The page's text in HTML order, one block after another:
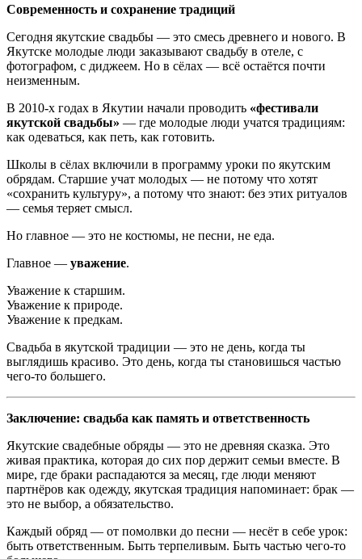
Современность и сохранение традиций
Сегодня якутские свадьбы — это смесь древнего и нового. В
Якутске молодые люди заказывают свадьбу в отеле, с
фотографом, с диджеем. Но в сёлах — всё остаётся почти
неизменным.
В 2010-х годах в Якутии начали проводить «фестивали
якутской свадьбы» — где молодые люди учатся традициям:
как одеваться, как петь, как готовить.
Школы в сёлах включили в программу уроки по якутским
обрядам. Старшие учат молодых — не потому что хотят
«сохранить культуру», а потому что знают: без этих ритуалов
— семья теряет смысл.
Но главное — это не костюмы, не песни, не еда.
Главное — уважение.
Уважение к старшим.
Уважение к природе.
Уважение к предкам.
Свадьба в якутской традиции — это не день, когда ты
выглядишь красиво. Это день, когда ты становишься частью
чего-то большего.
Заключение: свадьба как память и ответственность
Якутские свадебные обряды — это не древняя сказка. Это
живая практика, которая до сих пор держит семьи вместе. В
мире, где браки распадаются за месяц, где люди меняют
партнёров как одежду, якутская традиция напоминает: брак —
это не выбор, а обязательство.
Каждый обряд — от помолвки до песни — несёт в себе урок:
быть ответственным. Быть терпеливым. Быть частью чего-то